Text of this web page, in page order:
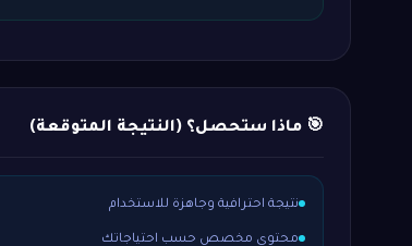
🎯 ماذا ستحصل؟ (النتيجة المتوقعة)
نتيجة احترافية وجاهزة للاستخدام
محتوى مخصص حسب احتياجاتك